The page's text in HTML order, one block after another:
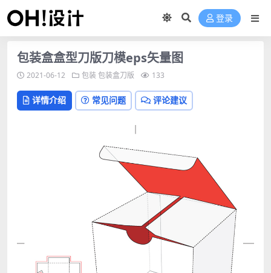
登录
包装盒盒型刀版刀模eps矢量图
2021-06-12 包装包装盒刀版 133
详情介绍 常见问题 评论建议